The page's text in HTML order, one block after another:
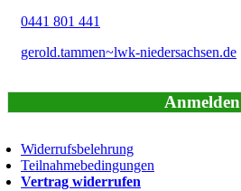
0441 801 441
gerold.tammen~lwk-niedersachsen.de
Anmelden
Widerrufsbelehrung
Teilnahmebedingungen
Vertrag widerrufen